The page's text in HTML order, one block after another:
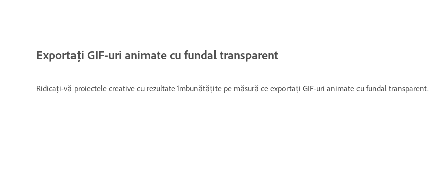
Exportați GIF-uri animate cu fundal transparent
Ridicați-vă proiectele creative cu rezultate îmbunătățite pe măsură ce exportați GIF-uri animate cu fundal transparent.